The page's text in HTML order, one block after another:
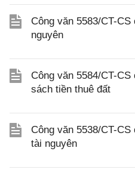
Công văn 5583/CT-
nguyên
Công văn 5584/CT-
sách tiền thuê đất
Công văn 5538/CT-
tài nguyên